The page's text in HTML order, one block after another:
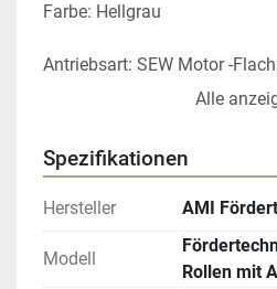
Farbe: Hellgrau
Antriebsart: SEW Motor -
Preis pro Meter
Alle
Spezifikationen
Hersteller AMI
Modell
Rollen mit